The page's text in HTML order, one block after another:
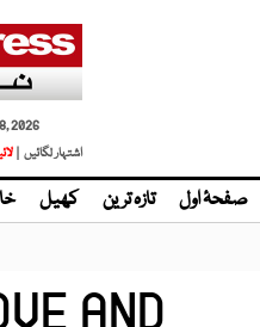
2026
اشتہار لگائیں |
صفحۂ اول تازہ ترین کھیل